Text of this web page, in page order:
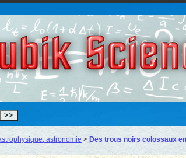
Gloubik
astronomie >Des trous noirs colossaux